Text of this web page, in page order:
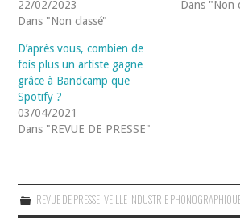
22/02/2023
Dans "Non classé"
Dans "Non
D’après vous, combien de
fois plus un artiste gagne
grâce à Bandcamp que
Spotify ?
03/04/2021
Dans "REVUE DE PRESSE"
REVUE DE PRESSE,VEILLE INDUSTRIE